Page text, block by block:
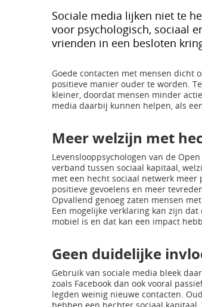
Sociale media lijken niet te
voor psychologisch, sociaal
vrienden in een besloten
Goede contacten met mensen dicht
positieve manier ouder te worden.
kleiner, doordat mensen minder
media daarbij kunnen helpen, als
Meer welzijn met
Levenslooppsychologen van de
verband tussen sociaal kapitaal,
met een hecht sociaal netwerk
positieve gevoelens en meer
Opvallend genoeg zaten mensen
Een mogelijke verklaring kan zijn
mobiel is en dat kan een impact
Geen duidelijke
Gebruik van sociale media bleek
zoals Facebook dan ook vooral
legden weinig nieuwe contacten.